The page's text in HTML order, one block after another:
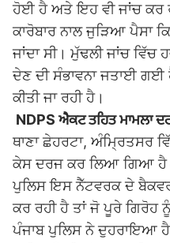
ਹੋਈ ਹੈ ਅਤੇ ਇਹ ਵੀ ਜਾਂਚ ਕਰ
ਕਾਰੋਬਾਰ ਨਾਲ ਜੁੜਿਆ ਪੈਸਾ
ਜਾਂਦਾ ਸੀ। ਮੁੱਢਲੀ ਜਾਂਚ ਵਿੱਚ
ਦੇਣ ਦੀ ਸੰਭਾਵਨਾ ਜਤਾਈ ਗਈ
ਕੀਤੀ ਜਾ ਰਹੀ ਹੈ।
NDPS ਐਕਟ ਤਹਿਤ ਮਾਮਲਾ
ਥਾਣਾ ਛੇਹਰਟਾ, ਅੰਮ੍ਰਿਤਸਰ
ਕੇਸ ਦਰਜ ਕਰ ਲਿਆ ਗਿਆ ਹੈ
ਪੁਲਿਸ ਇਸ ਨੈੱਟਵਰਕ ਦੇ
ਕਰ ਰਹੀ ਹੈ ਤਾਂ ਜੋ ਪੂਰੇ ਗਿਰੋਹ
ਪੰਜਾਬ ਪੁਲਿਸ ਨੇ ਦੁਹਰਾਇਆ